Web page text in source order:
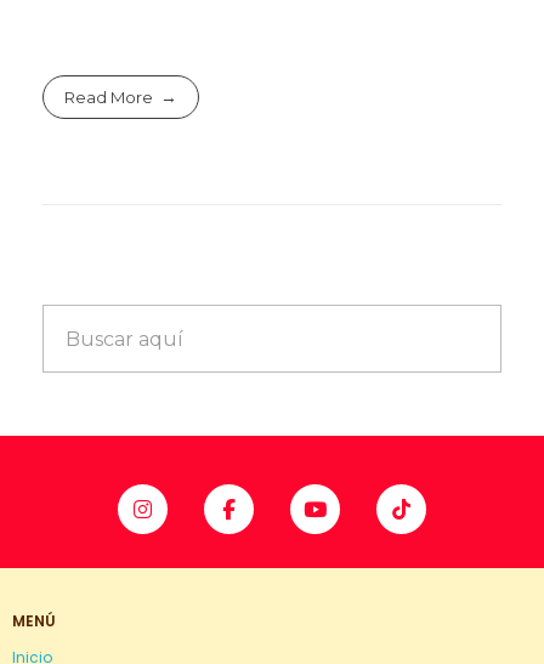
Read More
MENÚ
Inicio